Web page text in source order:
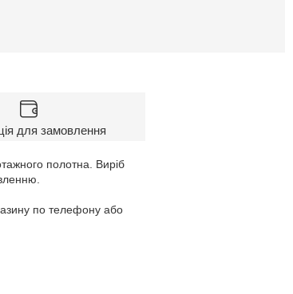
для замовлення
полотна. Виріб
по телефону або